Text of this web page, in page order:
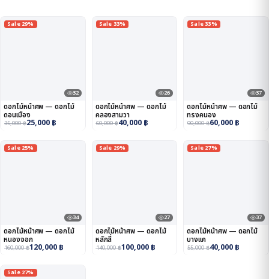
Sale 29%
32
ดอกไม้หน้าศพ — ดอกไม้
ดอนเมือง
35,000฿25,000 ฿
Sale 33%
26
ดอกไม้หน้าศพ — ดอกไม้
คลองสามวา
60,000฿40,000 ฿
Sale 33%
37
ดอกไม้หน้าศพ — ดอกไม้
ทรงคนอง
90,000฿60,000 ฿
Sale 25%
34
ดอกไม้หน้าศพ — ดอกไม้
หนองจอก
160,000฿120,000 ฿
Sale 29%
27
ดอกไม้หน้าศพ — ดอกไม้
หลักสี่
140,000฿100,000 ฿
Sale 27%
37
ดอกไม้หน้าศพ — ดอกไม้
บางแค
55,000฿40,000 ฿
Sale 27%